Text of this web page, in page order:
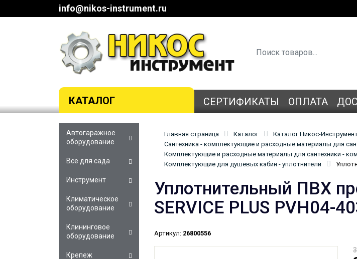
info@nikos-instrument.ru
КАТАЛОГ СЕРТИФИКАТЫ ОПЛАТА
Главная страница Каталог
Каталог Никос-
Сантехника - комплектующие и расходные материалы для
Комплектующие и расходные материалы для сантехники -
Комплектующие для душевых кабин - уплотнители
Уплотнительный ПВХ
SERVICE PLUS PVH04-
Артикул: 26800556
Автогаражное
оборудование
Все для сада
Инструмент
Климатическое
оборудование
Клининговое
оборудование
Крепеж